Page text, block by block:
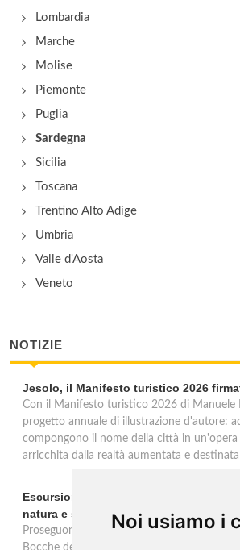
Noi usiamo i
Lombardia
Marche
Molise
Piemonte
Puglia
Sardegna
Sicilia
Toscana
Trentino Alto Adige
Umbria
Valle d'Aosta
Veneto
NOTIZIE
Jesolo, il Manifesto turistico 2026
Con il Manifesto turistico 2026 di Manuele
progetto annuale di illustrazione d'autore:
compongono il nome della città in un'opera
arricchita dalla realtà aumentata e
Escursioni in barca alle Bocche del
natura e storia nel Golfo di Trieste
Proseguono fino al 15 settembre le
Bocche del Timavo" con partenza ogni